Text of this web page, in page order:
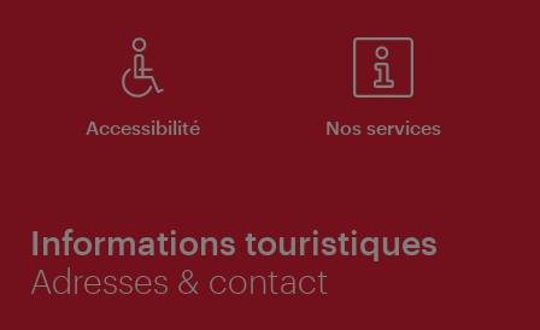
Accessibilité Nos services
Informations touristiques
Adresses & contact